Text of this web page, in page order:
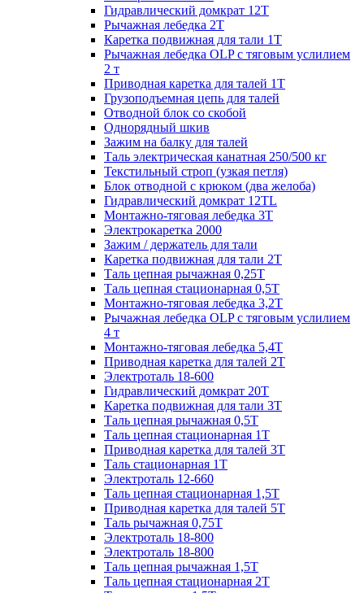
Гидравлический домкрат 12Т
Рычажная лебедка 2Т
Каретка подвижная для тали 1Т
Рычажная лебедка OLP с тяговым услилием
2 т
Приводная каретка для талей 1Т
Грузоподъемная цепь для талей
Отводной блок со скобой
Однорядный шкив
Зажим на балку для талей
Таль электрическая канатная 250/500 кг
Текстильный строп (узкая петля)
Блок отводной с крюком (два желоба)
Гидравлический домкрат 12TL
Монтажно-тяговая лебедка 3Т
Электрокаретка 2000
Зажим / держатель для тали
Каретка подвижная для тали 2Т
Таль цепная рычажная 0,25Т
Таль цепная стационарная 0,5Т
Монтажно-тяговая лебедка 3,2Т
Рычажная лебедка OLP с тяговым услилием
4 т
Монтажно-тяговая лебедка 5,4Т
Приводная каретка для талей 2Т
Электроталь 18-600
Гидравлический домкрат 20T
Каретка подвижная для тали 3Т
Таль цепная рычажная 0,5Т
Таль цепная стационарная 1Т
Приводная каретка для талей 3Т
Таль стационарная 1Т
Электроталь 12-660
Таль цепная стационарная 1,5Т
Приводная каретка для талей 5Т
Таль рычажная 0,75Т
Электроталь 18-800
Электроталь 18-800
Таль цепная рычажная 1,5Т
Таль цепная стационарная 2Т